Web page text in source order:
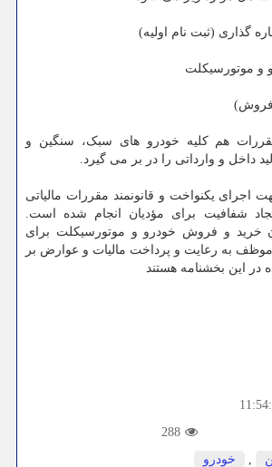
گذاری (ثبت نام اولیه)
و موتورسیکلت
(فروش)
هم کلیه خودرو های سبک، سنگین و
داخل و وارداتی را در بر می گیرد.
اجرای یکنواخت و قانونمند مقررات مالیاتی
شفافیت برای مؤدیان انجام شده است.
خرید و فروش خودرو و موتورسیکلت برای
در سال ۱۴۰۵، موظف به رعایت و پرداخت مالیات و عوارض بر
در این بخشنامه هستند
288
خودرو